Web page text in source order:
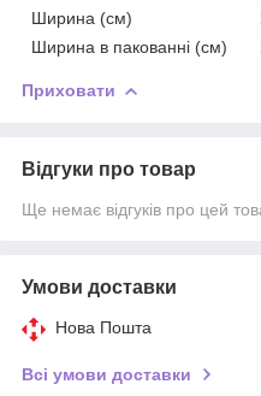
Ширина (см)
Ширина в пакованні (см)
Приховати
Відгуки про товар
Ще немає відгуків про цей
Умови доставки
Нова Пошта
Всі умови доставки